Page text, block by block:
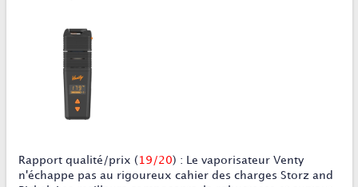
Rapport qualité/prix ( 19/20) :
Le vaporisateur Venty
n'échappe pas au rigoureux cahier des charges Storz and